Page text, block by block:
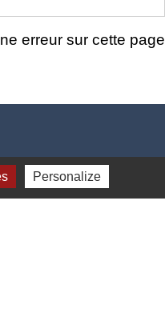
erreur sur cette page
Personalize